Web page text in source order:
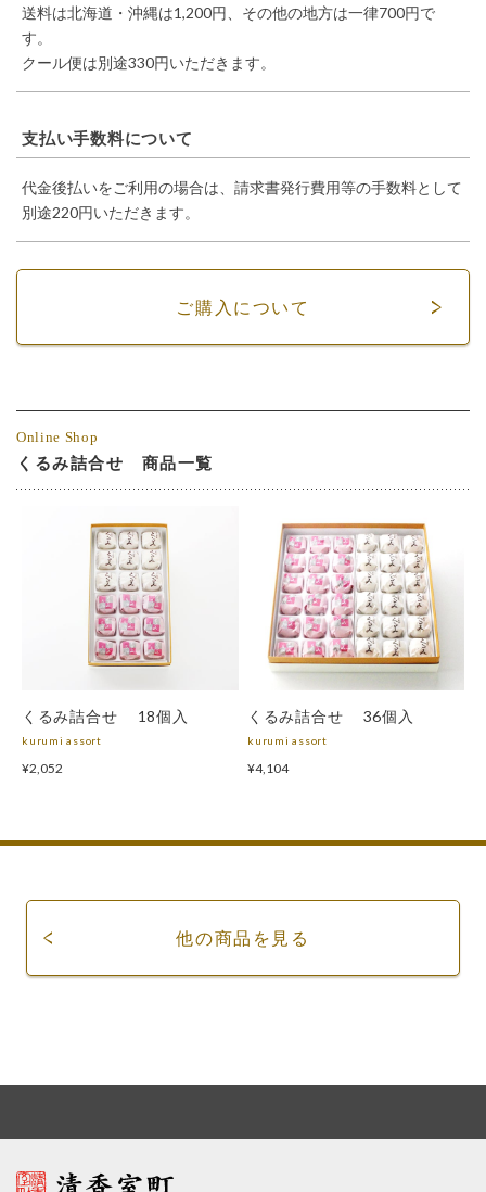
送料は北海道・沖縄は1,200円、その他の地方は一律700円で
す。
クール便は別途330円いただきます。
支払い手数料について
代金後払いをご利用の場合は、請求書発行費用等の手数料として
別途220円いただきます。
ご購入について
くるみ詰合せ 商品一覧
くるみ詰合せ 18個入
kurumi assort
¥2,052
くるみ詰合せ 36個入
kurumi assort
¥4,104
他の商品を見る